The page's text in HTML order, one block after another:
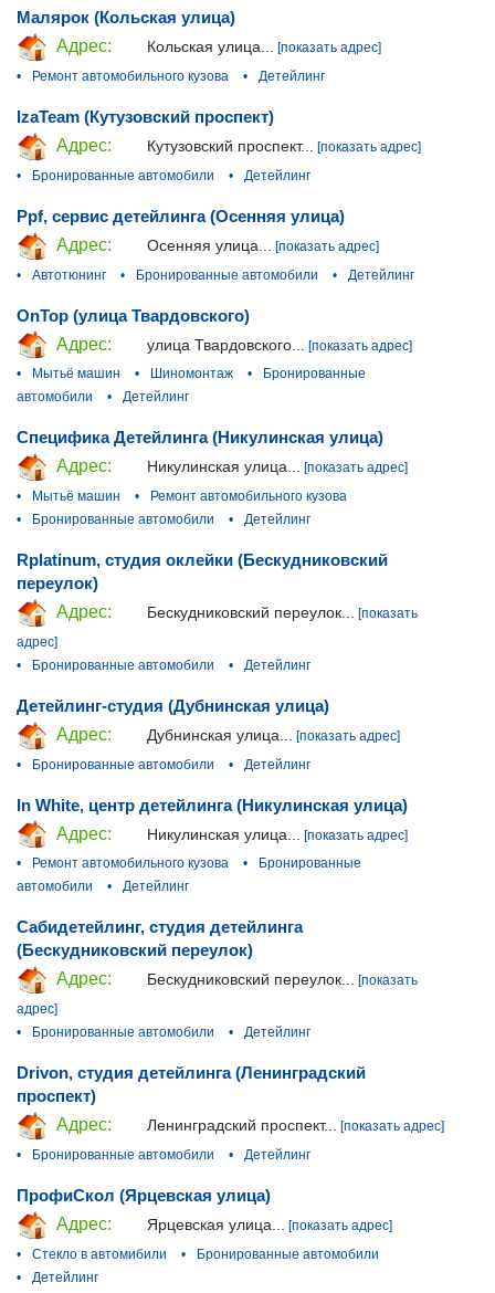
Малярок (Кольская улица)
Адрес:
Кольская улица... [показать адрес]
•
Ремонт автомобильного кузова • Детейлинг
IzaTeam (Кутузовский проспект)
Адрес:
Кутузовский проспект...
[показать адрес]
•
Бронированные автомобили • Детейлинг
Ppf, сервис детейлинга (Осенняя улица)
Адрес:
Осенняя улица...
[показать адрес]
•
Автотюнинг • Бронированные автомобили • Детейлинг
OnTop (улица Твардовского)
Адрес:
улица Твардовского...
[показать адрес]
•
Мытьё машин • Шиномонтаж •
Бронированные
автомобили
• Детейлинг
Специфика Детейлинга (Никулинская улица)
Адрес:
Никулинская улица... [показать адрес]
•
Мытьё машин •
Ремонт автомобильного кузова
•
Бронированные автомобили • Детейлинг
Rplatinum, студия оклейки (Бескудниковский
переулок)
Адрес:
Бескудниковский переулок...
[показать
адрес]
•
Бронированные автомобили • Детейлинг
Детейлинг-студия (Дубнинская улица)
Адрес:
Дубнинская улица...
[показать адрес]
•
Бронированные автомобили • Детейлинг
In White, центр детейлинга (Никулинская улица)
Адрес:
Никулинская улица...
[показать адрес]
•
Ремонт автомобильного кузова •
Бронированные
автомобили
• Детейлинг
Сабидетейлинг, студия детейлинга
(Бескудниковский переулок)
Адрес:
Бескудниковский переулок... [показать
адрес]
•
Бронированные автомобили • Детейлинг
Drivon, студия детейлинга (Ленинградский
проспект)
Адрес:
Ленинградский проспект...
[показать адрес]
•
Бронированные автомобили • Детейлинг
ПрофиСкол (Ярцевская улица)
Адрес:
Ярцевская улица...
[показать адрес]
•
Стекло в автомибили •
Бронированные автомобили
•
Детейлинг